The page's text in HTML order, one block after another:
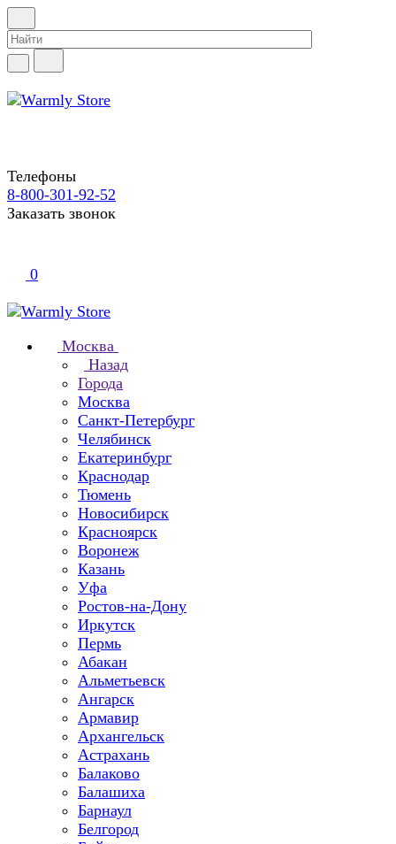
Телефоны
8-800-301-92-52
Заказать звонок
0
Москва
Назад
Города
Москва
Санкт-Петербург
Челябинск
Екатеринбург
Краснодар
Тюмень
Новосибирск
Красноярск
Воронеж
Казань
Уфа
Ростов-на-Дону
Иркутск
Пермь
Абакан
Альметьевск
Ангарск
Армавир
Архангельск
Астрахань
Балаково
Балашиха
Барнаул
Белгород